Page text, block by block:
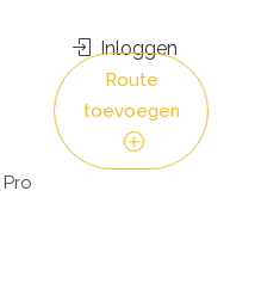
Pro
Inloggen
Route
toevoegen